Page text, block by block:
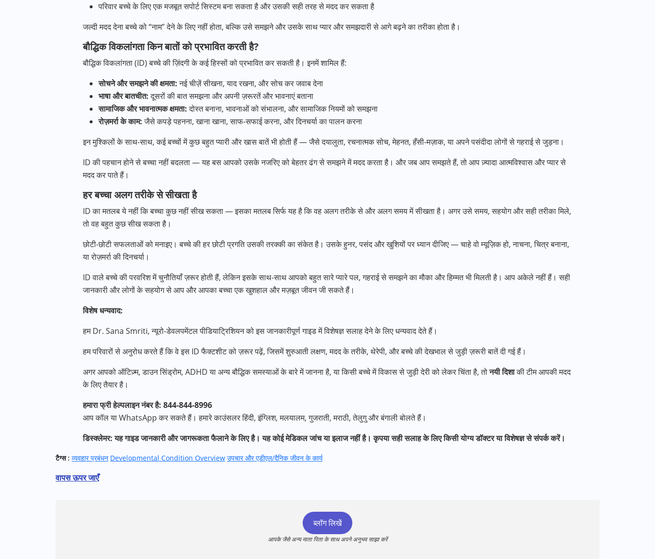
परिवार बच्चे के लिए एक मजबूत सपोर्ट सिस्टम बना सकता है और उसकी सही तरह से मदद कर सकता है
जल्दी मदद देना बच्चे को “नाम” देने के लिए नहीं होता, बल्कि उसे समझने और उसके साथ प्यार और समझदारी से आगे बढ़ने का तरीका होता है।
बौद्धिक विकलांगता किन बातों को प्रभावित करती है?
बौद्धिक विकलांगता (ID) बच्चे की ज़िंदगी के कई हिस्सों को प्रभावित कर सकती है। इनमें शामिल हैं:
सोचने और समझने की क्षमता:नई चीज़ें सीखना, याद रखना, और सोच कर जवाब देना
भाषा और बातचीत:दूसरों की बात समझना और अपनी ज़रूरतें और भावनाएं बताना
सामाजिक और भावनात्मक क्षमता:दोस्त बनाना, भावनाओं को संभालना, और सामाजिक नियमों को समझना
रोज़मर्रा के काम:जैसे कपड़े पहनना, खाना खाना, साफ-सफाई करना, और दिनचर्या का पालन करना
इन मुश्किलों के साथ-साथ, कई बच्चों में कुछ बहुत प्यारी और खास बातें भी होती हैं — जैसे दयालुता, रचनात्मक सोच, मेहनत, हँसी-मज़ाक, या अपने पसंदीदा लोगों से गहराई से जुड़ना।
ID की पहचान होने से बच्चा नहीं बदलता — यह बस आपको उसके नजरिए को बेहतर ढंग से समझने में मदद करता है। और जब आप समझते हैं, तो आप ज़्यादा आत्मविश्वास और प्यार से
मदद कर पाते हैं।
हर बच्चा अलग तरीके से सीखता है
ID का मतलब ये नहीं कि बच्चा कुछ नहीं सीख सकता — इसका मतलब सिर्फ यह है कि वह अलग तरीके से और अलग समय में सीखता है। अगर उसे समय, सहयोग और सही तरीका मिले,
तो वह बहुत कुछ सीख सकता है।
छोटी-छोटी सफलताओं को मनाइए। बच्चे की हर छोटी प्रगति उसकी तरक्की का संकेत है। उसके हुनर, पसंद और खुशियों पर ध्यान दीजिए — चाहे वो म्यूज़िक हो, नाचना, चित्र बनाना,
या रोज़मर्रा की दिनचर्या।
ID वाले बच्चे की परवरिश में चुनौतियाँ ज़रूर होती हैं, लेकिन इसके साथ-साथ आपको बहुत सारे प्यारे पल, गहराई से समझने का मौका और हिम्मत भी मिलती है। आप अकेले नहीं हैं। सही
जानकारी और लोगों के सहयोग से आप और आपका बच्चा एक खुशहाल और मज़बूत जीवन जी सकते हैं।
विशेष धन्यवाद:
हम Dr. Sana Smriti, न्यूरो-डेवलपमेंटल पीडियाट्रिशियन को इस जानकारीपूर्ण गाइड में विशेषज्ञ सलाह देने के लिए धन्यवाद देते हैं।
हम परिवारों से अनुरोध करते हैं कि वे इस ID फैक्टशीट को ज़रूर पढ़ें, जिसमें शुरुआती लक्षण, मदद के तरीके, थेरेपी, और बच्चे की देखभाल से जुड़ी ज़रूरी बातें दी गई हैं।
अगर आपको ऑटिज़्म, डाउन सिंड्रोम, ADHD या अन्य बौद्धिक समस्याओं के बारे में जानना है, या किसी बच्चे में विकास से जुड़ी देरी को लेकर चिंता है, तोनयी दिशाकी टीम आपकी मदद
के लिए तैयार है।
हमारा फ्री हेल्पलाइन नंबर है: 844-844-8996
आप कॉल या WhatsApp कर सकते हैं। हमारे काउंसलर हिंदी, इंग्लिश, मलयालम, गुजराती, मराठी, तेलुगु और बंगाली बोलते हैं।
डिस्क्लेमर: यह गाइड जानकारी और जागरूकता फैलाने के लिए है। यह कोई मेडिकल जांच या इलाज नहीं है। कृपया सही सलाह के लिए किसी योग्य डॉक्टर या विशेषज्ञ से संपर्क करें।
टैग्स : व्यवहार प्रबंधन Developmental Condition Overview उपचार और एडीएल/दैनिक जीवन के कार्य
वापस ऊपर जाएँ
ब्लॉग लिखें
आपके जैसे अन्य माता पिता के साथ अपने अनुभव साझा करें